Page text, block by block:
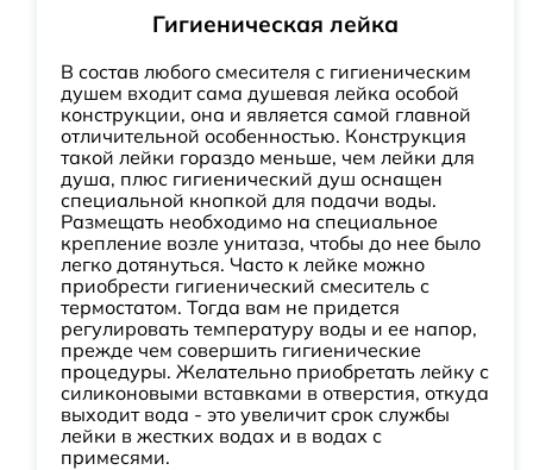
Гигиеническая лейка
В состав любого смесителя с гигиеническим
душем входит сама душевая лейка особой
конструкции, она и является самой главной
отличительной особенностью. Конструкция
такой лейки гораздо меньше, чем лейки для
душа, плюс гигиенический душ оснащен
специальной кнопкой для подачи воды.
Размещать необходимо на специальное
крепление возле унитаза, чтобы до нее было
легко дотянуться. Часто к лейке можно
приобрести гигиенический смеситель с
термостатом. Тогда вам не придется
регулировать температуру воды и ее напор,
прежде чем совершить гигиенические
процедуры. Желательно приобретать лейку с
силиконовыми вставками в отверстия, откуда
выходит вода - это увеличит срок службы
лейки в жестких водах и в водах с
примесями.